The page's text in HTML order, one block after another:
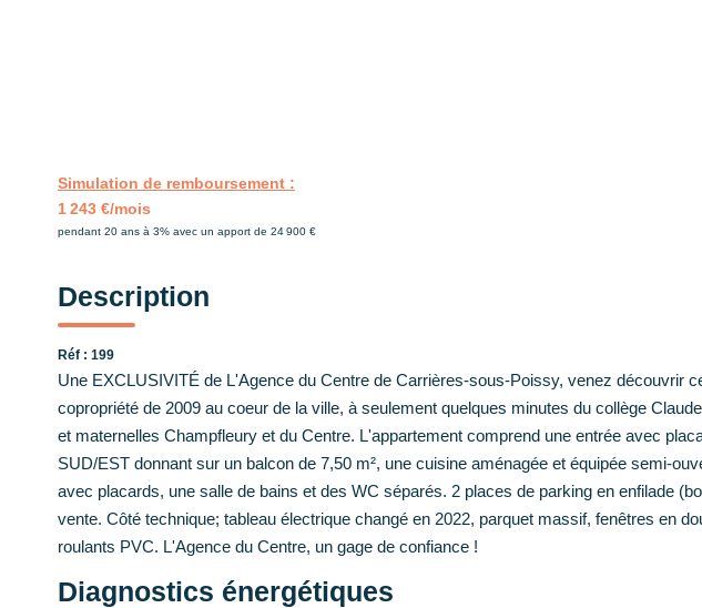
Simulation de remboursement :
1 243 €/mois
pendant 20 ans à 3% avec un apport de 24 900 €
Description
Réf : 199
Une EXCLUSIVITÉ de L'Agence du Centre de Carrières-sous-Poissy, venez découvrir
copropriété de 2009 au coeur de la ville, à seulement quelques minutes du collège
et maternelles Champfleury et du Centre. L'appartement comprend une entrée avec
SUD/EST donnant sur un balcon de 7,50 m², une cuisine aménagée et équipée semi-
avec placards, une salle de bains et des WC séparés. 2 places de parking en enfilade
vente. Côté technique; tableau électrique changé en 2022, parquet massif, fenêtres en
roulants PVC. L'Agence du Centre, un gage de confiance !
Diagnostics énergétiques